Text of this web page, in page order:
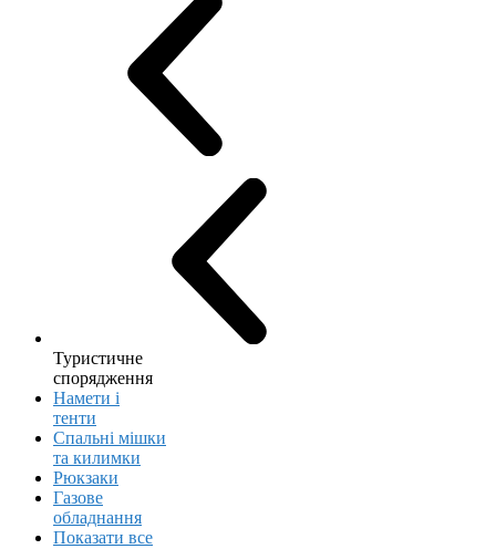
Туристичне
спорядження
Намети і
тенти
Спальні мішки
та килимки
Рюкзаки
Газове
обладнання
Показати все